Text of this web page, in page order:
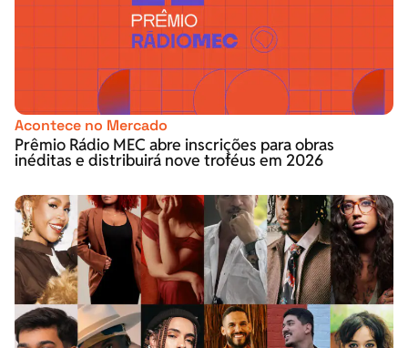
Acontece no Mercado
Prêmio Rádio MEC abre inscrições para obras
inéditas e distribuirá nove troféus em 2026